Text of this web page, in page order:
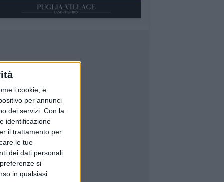
i cookie, e
per annunci
dei servizi. Con la
identificazione
il trattamento per
le tue
dei dati personali
si
in qualsiasi